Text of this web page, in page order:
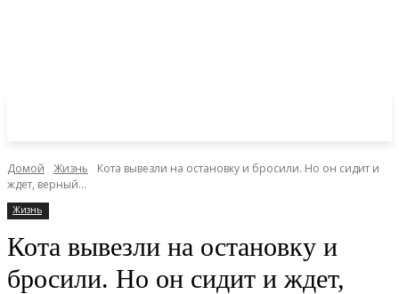
Домой Жизнь
Кота вывезли на остановку и бросили. Но он сидит и
ждет, верный...
Жизнь
Кота вывезли на остановку и
бросили. Но он сидит и ждет,